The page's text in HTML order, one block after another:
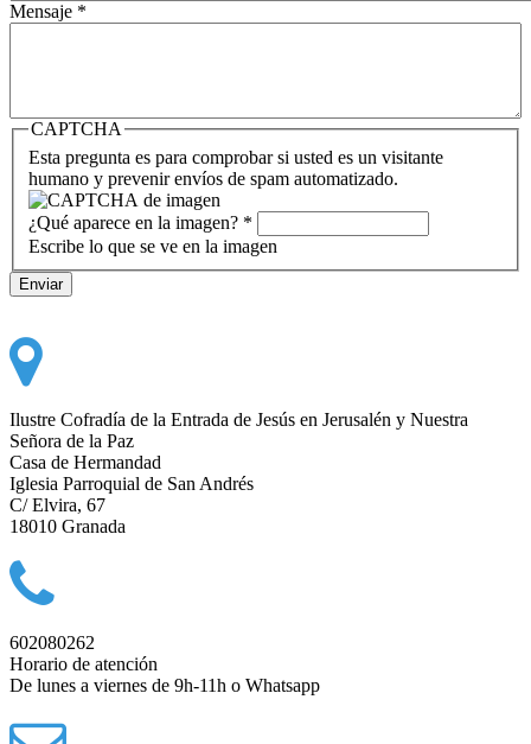
Mensaje *
CAPTCHA
Esta pregunta es para comprobar si usted es un visitante
humano y prevenir envíos de spam automatizado.
¿Qué aparece en la imagen? *
Escribe lo que se ve en la imagen
Ilustre Cofradía de la Entrada de Jesús en Jerusalén y Nuestra
Señora de la Paz
Casa de Hermandad
Iglesia Parroquial de San Andrés
C/ Elvira, 67
18010 Granada
602080262
Horario de atención
De lunes a viernes de 9h-11h o Whatsapp